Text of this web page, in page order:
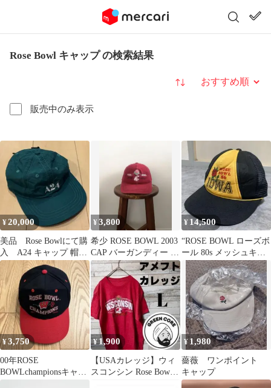
Rose Bowl キャップ の検索結果
販売中のみ表示
並び替え
¥20,000
美品 Rose Bowlにて購
入 A24 キャップ 帽
子 グリーン 映画
¥3,800
希少 ROSE BOWL 2003
CAP バーガンディー メ
キシコ製 古着
¥ 14,500
“ROSE BOWL ローズボ
ール 80s メッシュキャ
ップ cap”
¥3,750
00年ROSE
BOWLchampionsキャッ
¥1,900
【USAカレッジ】ウィ
スコンシン Rose Bowl T
¥ 1,980
薔薇 ワンポイント
キャップ